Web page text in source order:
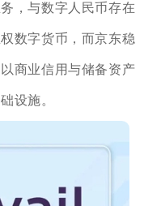
，与数字人民币存在
数字货币，而京东稳
商业信用与储备资产
设施。